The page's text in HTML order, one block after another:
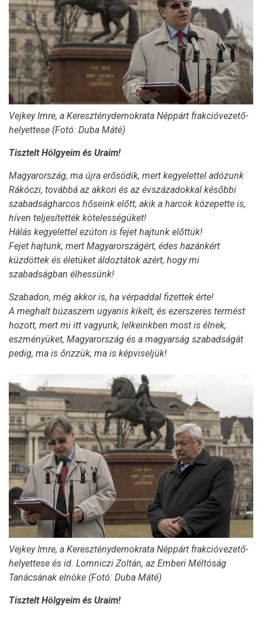
Vejkey Imre, a Kereszténydemokrata Néppárt frakcióvezető-
helyettese (Fotó: Duba Máté)
Tisztelt Hölgyeim és Uraim!
Magyarország, ma újra erősödik, mert kegyelettel adózunk
Rákóczi, továbbá az akkori és az évszázadokkal későbbi
szabadságharcos hőseink előtt, akik a harcok közepette is,
híven teljesítették kötelességüket!
Hálás kegyelettel ezúton is fejet hajtunk előttük!
Fejet hajtunk, mert Magyarországért, édes hazánkért
küzdöttek és életüket áldoztátok azért, hogy mi
szabadságban élhessünk!
Szabadon, még akkor is, ha vérpaddal fizettek érte!
A meghalt búzaszem ugyanis kikelt, és ezerszeres termést
hozott, mert mi itt vagyunk, lelkeinkben most is élnek,
eszményüket, Magyarország és a magyarság szabadságát
pedig, ma is őrizzük, ma is képviseljük!
Vejkey Imre, a Kereszténydemokrata Néppárt frakcióvezető-
helyettese és id. Lomniczi Zoltán, az Emberi Méltóság
Tanácsának elnöke (Fotó: Duba Máté)
Tisztelt Hölgyeim és Uraim!